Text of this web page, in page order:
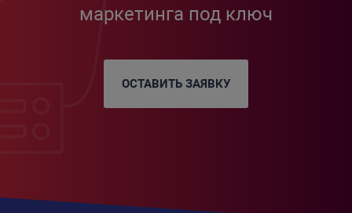
маркетинга под ключ
ОСТАВИТЬ ЗАЯВКУ